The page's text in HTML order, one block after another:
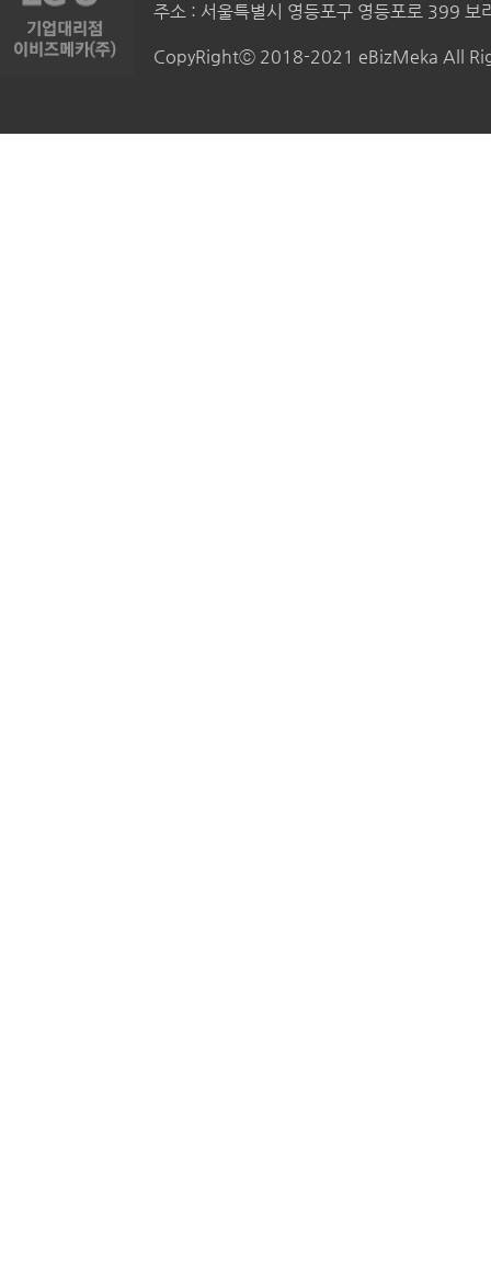
주소 : 서울특별시 영등포구 영등포로 399
CopyRightⓒ 2018-2021 eBizMeka All